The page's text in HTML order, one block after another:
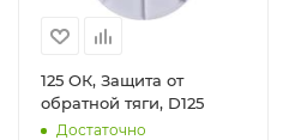
125 ОК, Защита от
обратной тяги, D125
Достаточно